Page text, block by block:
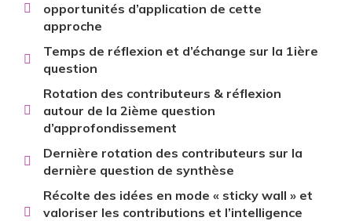
opportunités d’application de cette
approche
Temps de réflexion et d’échange sur la 1ière
question
Rotation des contributeurs & réflexion
autour de la 2ième question
d’approfondissement
Dernière rotation des contributeurs sur la
dernière question de synthèse
Récolte des idées en mode « sticky wall » et
valoriser les contributions et l’intelligence